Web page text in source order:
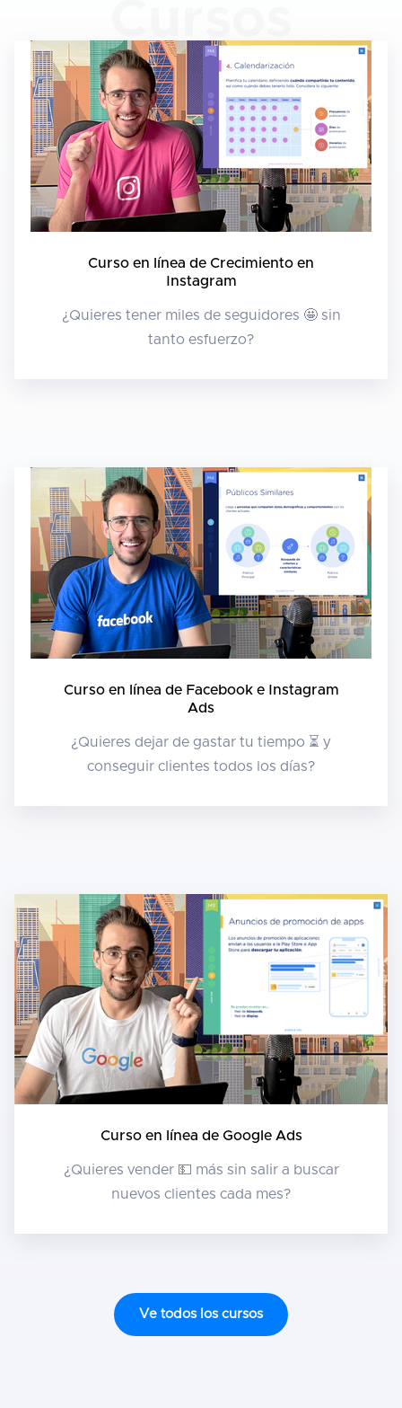
Curso en línea de Crecimiento en
Instagram
¿Quieres tener miles de seguidores 🤩 sin
tanto esfuerzo?
Curso en línea de Facebook e Instagram
Ads
¿Quieres dejar de gastar tu tiempo ⏳ y
conseguir clientes todos los días?
Curso en línea de Google Ads
¿Quieres vender 💵 más sin salir a buscar
nuevos clientes cada mes?
Ve todos los cursos